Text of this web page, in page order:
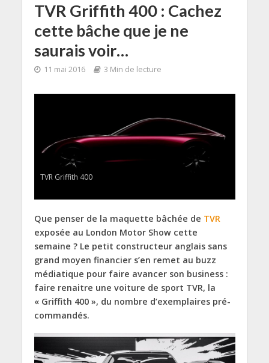
TVR Griffith 400 : Cachez
cette bâche que je ne
saurais voir…
11 mai 2016 3 Min de lecture
TVR Griffith 400
Que penser de la maquette bâchée de TVR
exposée au London Motor Show cette
semaine ? Le petit constructeur anglais sans
grand moyen financier s’en remet au buzz
médiatique pour faire avancer son business :
faire renaitre une voiture de sport TVR, la
« Griffith 400 », du nombre d’exemplaires pré-
commandés.